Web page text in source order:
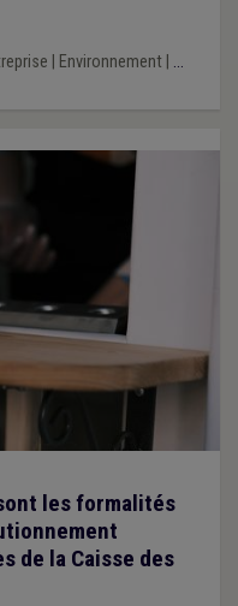
Environnement| ...
les formalités
de la Caisse des